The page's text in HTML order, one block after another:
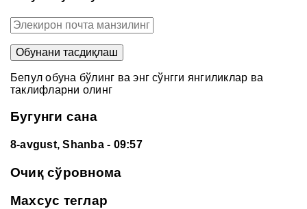
Бепул обуна бўлинг ва энг сўнгги янгиликлар ва
таклифларни олинг
Бугунги сана
8-avgust, Shanba- 09:57
Очиқ сўровнома
Махсус теглар